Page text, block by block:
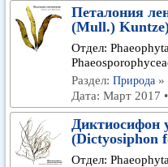
Петалония
(Mull.)
Отдел:
Раздел: Природа »
Дата: Март 2017
Диктиосифон
(Dictyosiphon
Отдел: